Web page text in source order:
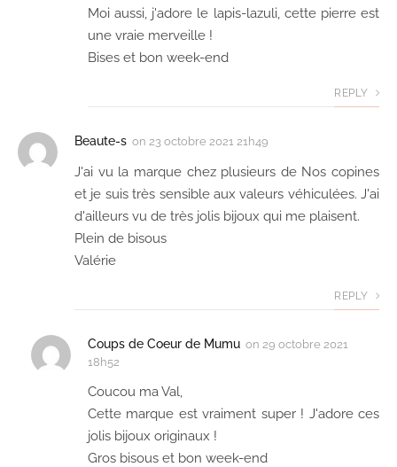
Moi aussi, j'adore le lapis-lazuli, cette pierre est
une vraie merveille !
Bises et bon week-end
REPLY
Beaute-s on 23 octobre 2021 21h49
J'ai vu la marque chez plusieurs de Nos copines
et je suis très sensible aux valeurs véhiculées. J'ai
d'ailleurs vu de très jolis bijoux qui me plaisent.
Plein de bisous
Valérie
REPLY
Coups de Coeur de Mumu on 29 octobre 2021
18h52
Coucou ma Val,
Cette marque est vraiment super ! J'adore ces
jolis bijoux originaux !
Gros bisous et bon week-end